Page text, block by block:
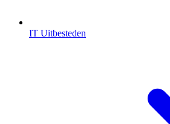
IT Uitbesteden